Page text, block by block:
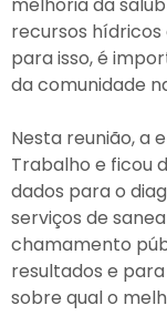
recursos hídricos
para isso, é
da comunidade
Nesta reunião, a
Trabalho e ficou
dados para o
serviços de
chamamento
resultados e
sobre qual o